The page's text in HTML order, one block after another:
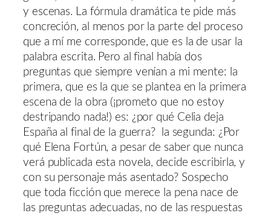
y escenas. La fórmula dramática te pide más
concreción, al menos por la parte del proceso
que a mí me corresponde, que es la de usar la
palabra escrita. Pero al final había dos
preguntas que siempre venían a mi mente: la
primera, que es la que se plantea en la primera
escena de la obra (¡prometo que no estoy
destripando nada!) es: ¿por qué Celia deja
España al final de la guerra? la segunda: ¿Por
qué Elena Fortún, a pesar de saber que nunca
verá publicada esta novela, decide escribirla, y
con su personaje más asentado? Sospecho
que toda ficción que merece la pena nace de
las preguntas adecuadas, no de las respuestas